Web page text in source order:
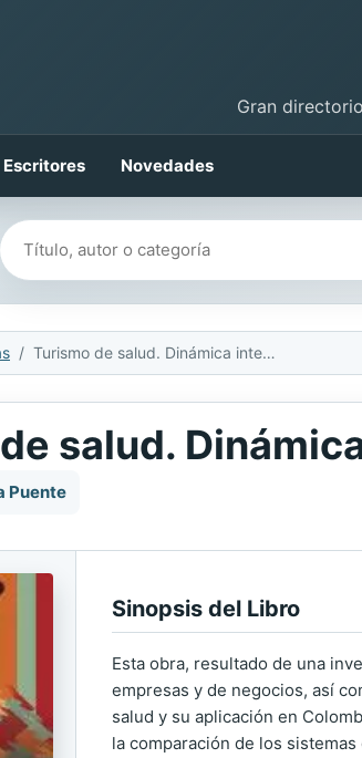
Gran
Escritores Novedades
Buscar libros
Turismo de salud. Dinámica internacional y el caso de Colombia
salud.
Puente
Sinopsis del Libro
Esta obra, resultado de una
empresas y de negocios, así
salud y su aplicación en
la comparación de los